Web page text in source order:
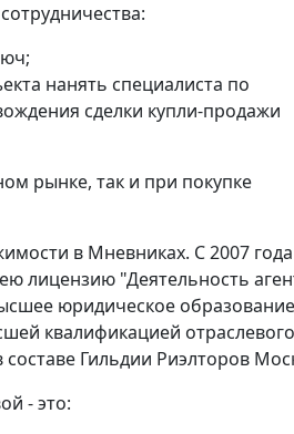
нанять специалиста по
сделки купли-продажи
рынке, так и при покупке
в Мневниках. С 2007 года
лицензию "Деятельность
юридическое
квалификацией отраслевого
Гильдии Риэлторов
- это: